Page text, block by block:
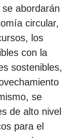
abordarán
circular,
los
con la
sostenibles,
se
de alto nivel
para el